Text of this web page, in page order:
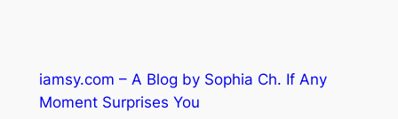
iamsy.com – A Blog by Sophia Ch. If Any
Moment Surprises You